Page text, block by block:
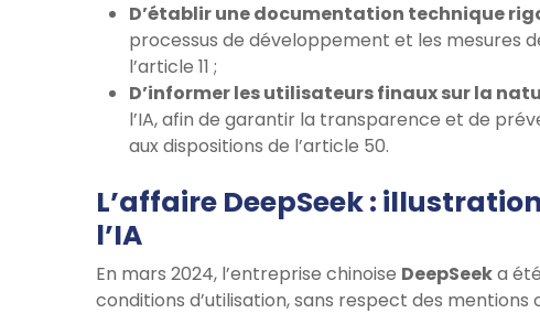
D’établir une documentation technique
processus de développement et les mesures
l’article 11 ;
D’informer les utilisateurs finaux sur la
l’IA, afin de garantir la transparence et de
aux dispositions de l’article 50.
L’affaire DeepSeek :
l’IA
En mars 2024, l’entreprise chinoise DeepSeeka
conditions d’utilisation, sans respect des mentions